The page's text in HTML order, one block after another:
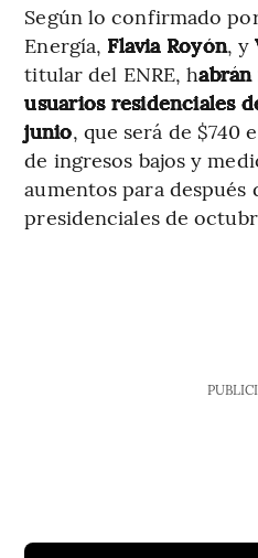
Según lo confirmado
Energía, Flavia Royón, y
titular del ENRE, habrán
usuarios residenciales
junio, que será de $740
de ingresos bajos y
aumentos para después
presidenciales de